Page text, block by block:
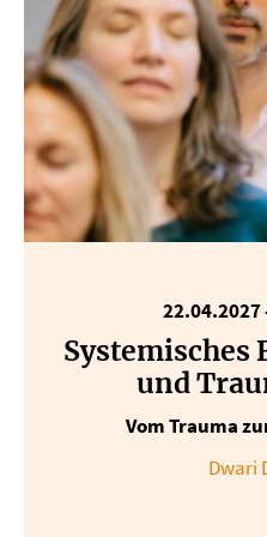
22.04.2027
und
Vom Trauma
Dwari